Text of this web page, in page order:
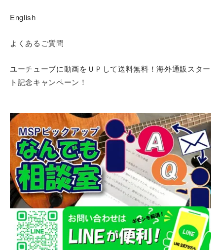
English
よくあるご質問
ユーチューブに動画をＵＰして送料無料！海外通販スター
ト記念キャンペーン！